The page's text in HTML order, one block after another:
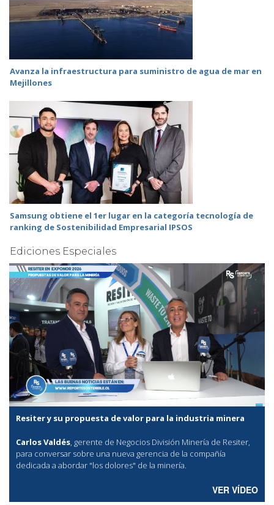
Avanza la infraestructura para suministro de agua de mar en
Mejillones
Samsung obtiene el 1er lugar en la categoría tecnología de
ranking de Sostenibilidad Empresarial IPSOS
Ediciones Especiales
Resiter y su propuesta de valor para la industria minera
Carlos Valdés, gerente de Negocios División Minería de Resiter,
para conversar sobre una nueva gerencia de la compañía
dedicada a abordar "los dolores" de la minería.
VER VÍDEO